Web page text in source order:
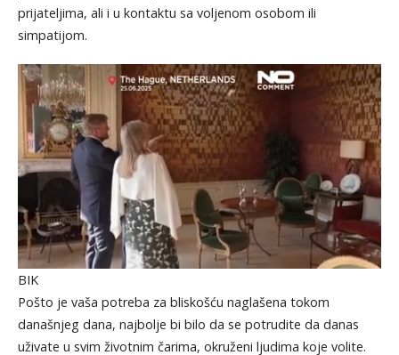
prijateljima, ali i u kontaktu sa voljenom osobom ili
simpatijom.
BIK
Pošto je vaša potreba za bliskošću naglašena tokom
današnjeg dana, najbolje bi bilo da se potrudite da danas
uživate u svim životnim čarima, okruženi ljudima koje volite.